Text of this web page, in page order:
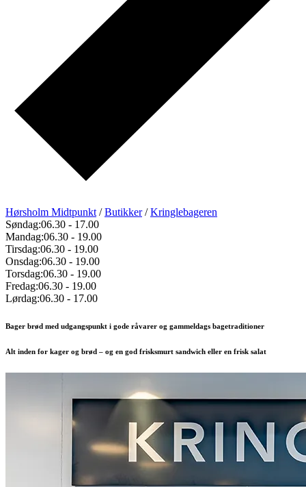
Hørsholm Midtpunkt /Butikker/Kringlebageren
Søndag:06.30 - 17.00
Mandag:06.30 - 19.00
Tirsdag:06.30 - 19.00
Onsdag:06.30 - 19.00
Torsdag:06.30 - 19.00
Fredag:06.30 - 19.00
Lørdag:06.30 - 17.00
Bager brød med udgangspunkt i gode råvarer og gammeldags bagetraditioner
Alt inden for kager og brød – og en god frisksmurt sandwich eller en frisk salat